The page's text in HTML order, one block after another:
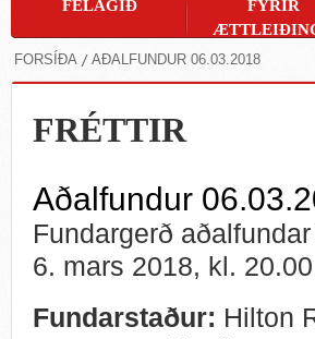
FORSÍÐA AÐALFUNDUR 06.03.2018
FRÉTTIR
Aðalfundur
Fundargerð
6. mars 2018, kl.
Fundarstaður: Hilton
FÉLAGIÐ
FYRIR